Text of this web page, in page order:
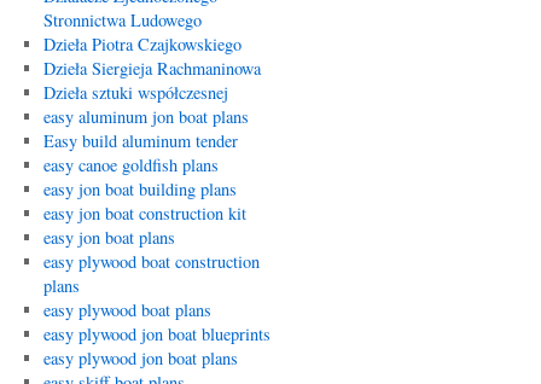
Stronnictwa Ludowego
Dzieła Piotra Czajkowskiego
Dzieła Siergieja Rachmaninowa
Dzieła sztuki współczesnej
easy aluminum jon boat plans
Easy build aluminum tender
easy canoe goldfish plans
easy jon boat building plans
easy jon boat construction kit
easy jon boat plans
easy plywood boat construction
plans
easy plywood boat plans
easy plywood jon boat blueprints
easy plywood jon boat plans